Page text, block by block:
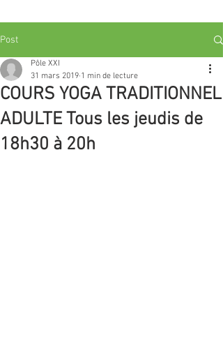
Post
COURS YOGA TRADITIONNEL
ADULTE Tous les jeudis de
18h30 à 20h
Pôle XXI
31 mars 2019 1 min de lecture